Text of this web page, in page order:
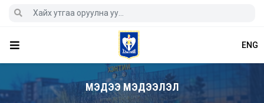
ENG
МЭДЭЭ МЭДЭЭЛЭЛ